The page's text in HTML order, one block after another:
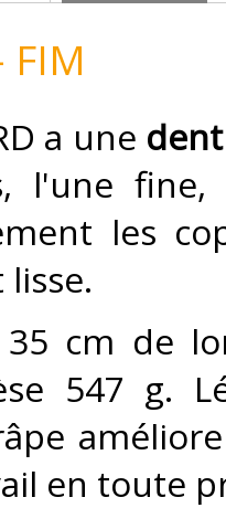
FIM
a une
l'une
les
35 cm de
547 g.
en toute